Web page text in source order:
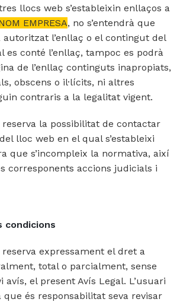
llocs web s’estableixin enllaços a
EMPRESA, no s’entendrà que
autoritzat l’enllaç o el contingut del
es conté l’enllaç, tampoc es podrà
de l’enllaç continguts inapropiats,
obscens o il·lícits, ni altres
contraris a la legalitat vigent.
reserva la possibilitat de contactar
lloc web en el qual s’estableixi
que s’incompleix la normativa, així
corresponents accions judicials i
condicions
reserva expressament el dret a
total o parcialment, sense
avís, el present Avís Legal. L’usuari
que és responsabilitat seva revisar